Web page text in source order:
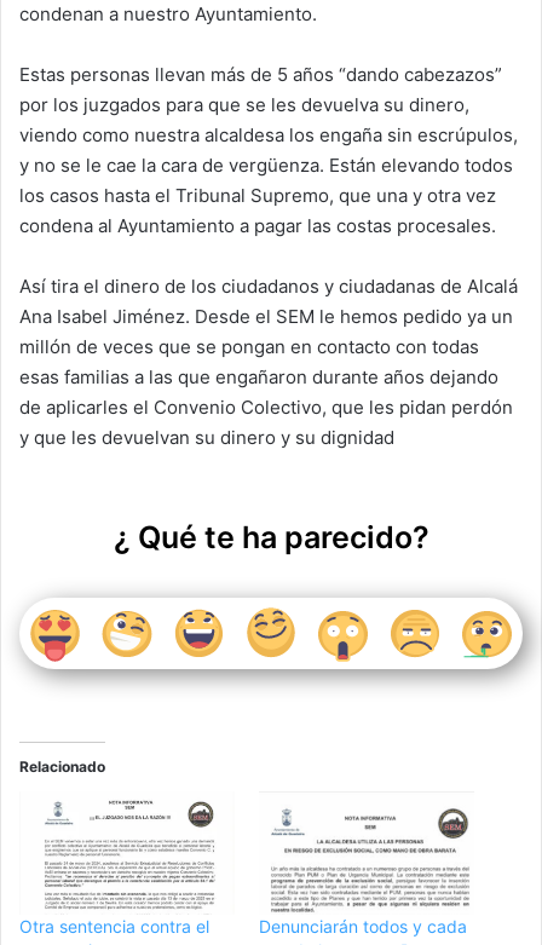
condenan a nuestro Ayuntamiento.
Estas personas llevan más de 5 años “dando cabezazos”
por los juzgados para que se les devuelva su dinero,
viendo como nuestra alcaldesa los engaña sin escrúpulos,
y no se le cae la cara de vergüenza. Están elevando todos
los casos hasta el Tribunal Supremo, que una y otra vez
condena al Ayuntamiento a pagar las costas procesales.
Así tira el dinero de los ciudadanos y ciudadanas de Alcalá
Ana Isabel Jiménez. Desde el SEM le hemos pedido ya un
millón de veces que se pongan en contacto con todas
esas familias a las que engañaron durante años dejando
de aplicarles el Convenio Colectivo, que les pidan perdón
y que les devuelvan su dinero y su dignidad
¿ Qué te ha parecido?
Relacionado
Otra sentencia contra el
Denunciarán todos y cada